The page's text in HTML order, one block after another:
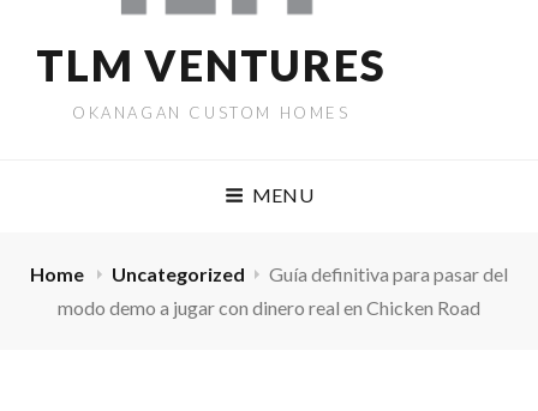
TLM VENTURES
OKANAGAN CUSTOM HOMES
MENU
Home Uncategorized
Guía definitiva para pasar del
modo demo a jugar con dinero real en Chicken Road